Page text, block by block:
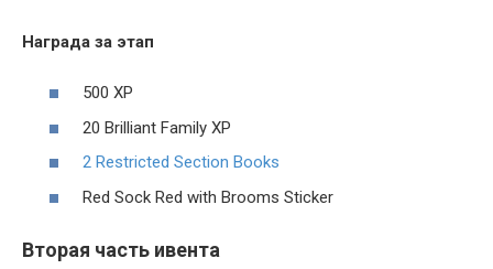
Награда за этап
500 XP
20 Brilliant Family XP
2 Restricted Section Books
Red Sock Red with Brooms Sticker
Вторая часть ивента